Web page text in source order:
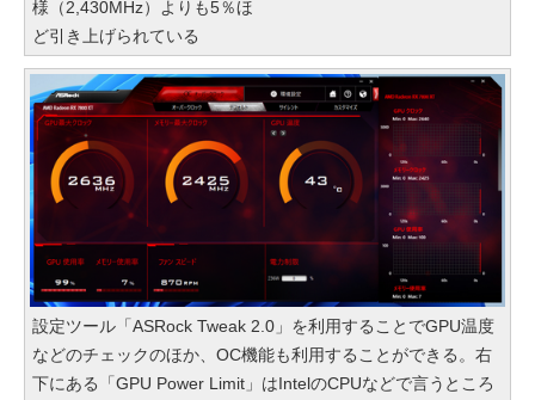
様（2,430MHz）よりも5％ほ
ど引き上げられている
設定ツール「ASRock Tweak 2.0」を利用することでGPU温度
などのチェックのほか、OC機能も利用することができる。右
下にある「GPU Power Limit」はIntelのCPUなどで言うところ